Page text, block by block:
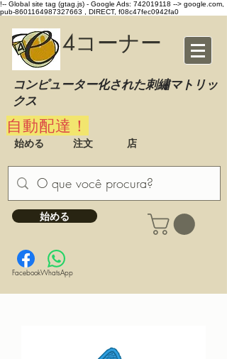
!-- Global site tag (gtag.js) - Google Ads: 742019118 --> google.com,
pub-8601164987327663 , DIRECT, f08c47fec0942fa0
4コーナー
コンピューター化された刺繡マトリッ
クス
自動配達！
始める 注文 店
始める
FacebookWhatsApp